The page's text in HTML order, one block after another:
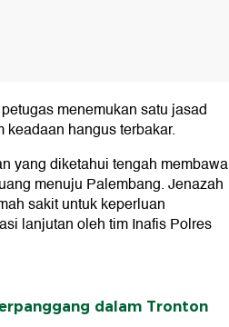
menemukan satu jasad
hangus terbakar.
yang diketahui tengah membawa
menuju Palembang. Jenazah
sakit untuk keperluan
lanjutan oleh tim Inafis Polres
dalam Tronton